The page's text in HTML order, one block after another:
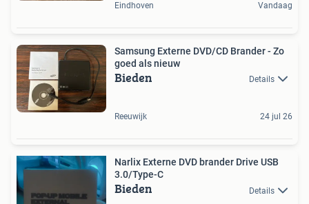
Eindhoven Vandaag
Samsung Externe DVD/CD Brander - Zo
goed als nieuw
Bieden Details
Reeuwijk 24 jul 26
Narlix Externe DVD brander Drive USB
3.0/Type-C
Bieden Details